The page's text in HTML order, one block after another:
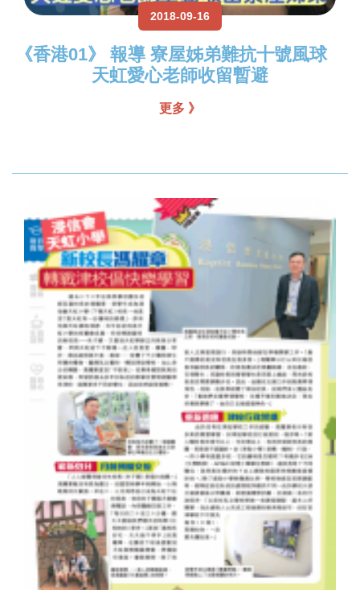
2018-09-16
《香港01》 報導 寮屋姊弟難抗十號風球
天虹愛心老師收留暫避
更多 》